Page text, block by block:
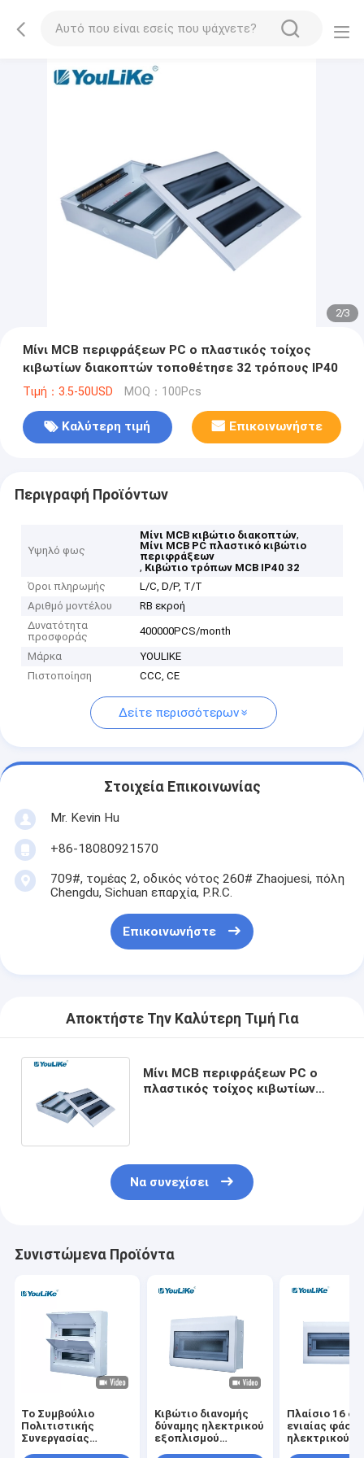
2/3
Μίνι MCB περιφράξεων PC ο πλαστικός τοίχος
κιβωτίων διακοπτών τοποθέτησε 32 τρόπους IP40
Τιμή：3.5-50USD MOQ：100Pcs
Καλύτερη τιμή Επικοινωνήστε
Περιγραφή Προϊόντων
Υψηλό φως
Μίνι MCB κιβώτιο διακοπτών,
Μίνι MCB PC πλαστικό κιβώτιο
περιφράξεων
, Κιβώτιο τρόπων MCB IP40 32
Όροι πληρωμής
L/C, D/P, T/T
Αριθμό μοντέλου
RB εκροή
Δυνατότητα
προσφοράς
400000PCS/month
Μάρκα
YOULIKE
Πιστοποίηση
CCC, CE
Δείτε περισσότερων
Στοιχεία Επικοινωνίας
Mr. Kevin Hu
+86-18080921570
709#, τομέας 2, οδικός νότος 260# Zhaojuesi, πόλη
Chengdu, Sichuan επαρχία, P.R.C.
Επικοινωνήστε
Αποκτήστε Την Καλύτερη Τιμή Για
Μίνι MCB περιφράξεων PC ο
πλαστικός τοίχος κιβωτίων
Να συνεχίσει
Συνιστώμενα Προϊόντα
Το Συμβούλιο
Πολιτιστικής
Συνεργασίας
Κιβώτιο διανομής
δύναμης ηλεκτρικού
εξοπλισμού
Πλαίσιο 16
ενιαίας
ηλεκτρικού